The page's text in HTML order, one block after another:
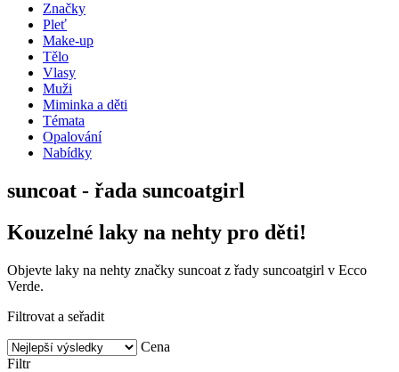
Značky
Pleť
Make-up
Tělo
Vlasy
Muži
Miminka a děti
Témata
Opalování
Nabídky
suncoat - řada suncoatgirl
Kouzelné laky na nehty pro děti!
Objevte laky na nehty značky suncoat z řady suncoatgirl v Ecco
Verde.
Filtrovat a seřadit
Cena
Filtr